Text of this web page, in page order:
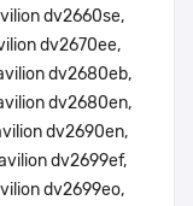
dv2660se,
dv2670ee,
dv2680eb,
dv2680en,
dv2690en,
dv2699ef,
dv2699eo,